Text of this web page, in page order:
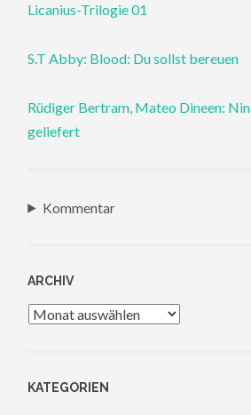
Licanius-Trilogie 01
S.T Abby: Blood: Du sollst bereuen
Rüdiger Bertram, Mateo Dineen:
geliefert
Kommentar
ARCHIV
Archiv
KATEGORIEN